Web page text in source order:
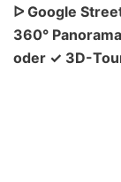
ᐅ Google
360°
oder ✓ 3D-